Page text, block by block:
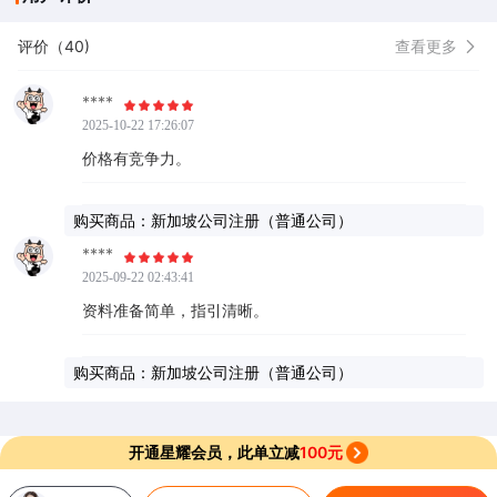
评价（40) 查看更多
****
2025-10-22 17:26:07
价格有竞争力。
购买商品：新加坡公司注册（普通公司）
****
2025-09-22 02:43:41
资料准备简单，指引清晰。
购买商品：新加坡公司注册（普通公司）
开通星耀会员，此单立减100元